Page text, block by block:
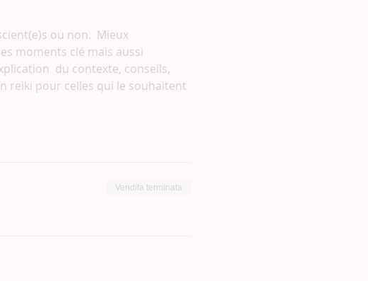
ou non.  Mieux
moments clé mais aussi
du contexte, conseils,
reiki pour celles qui le souhaitent
Vendita terminata